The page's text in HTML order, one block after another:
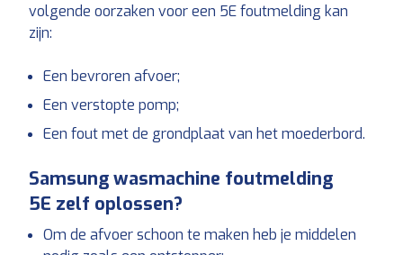
volgende oorzaken voor een 5E foutmelding kan
zijn:
Een bevroren afvoer;
Een verstopte pomp;
Een fout met de grondplaat van het moederbord.
Samsung wasmachine foutmelding
5E zelf oplossen?
Om de afvoer schoon te maken heb je middelen